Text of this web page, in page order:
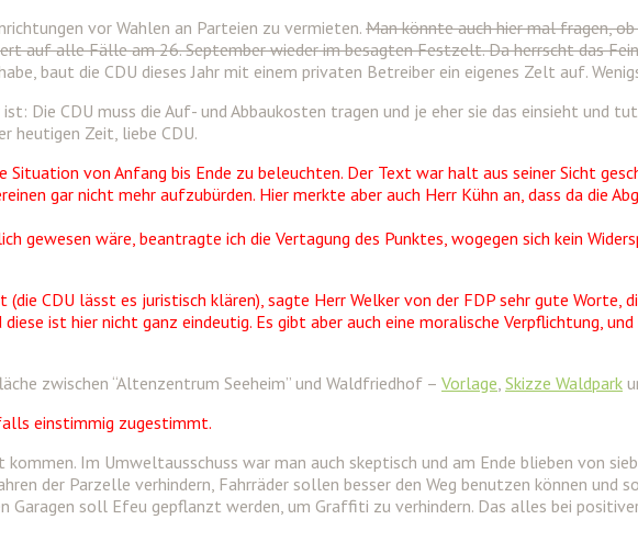
vor Wahlen an Parteien zu vermieten. Man könnte auch hier mal fragen,
auf alle Fälle am 26. September wieder im besagten Festzelt. Da herrscht das
baut die CDU dieses Jahr mit einem privaten Betreiber ein eigenes Zelt auf.
Die CDU muss die Auf- und Abbaukosten tragen und je eher sie das einsieht und
heutigen Zeit, liebe CDU.
von Anfang bis Ende zu beleuchten. Der Text war halt aus seiner Sicht
gar nicht mehr aufzubürden. Hier merkte aber auch Herr Kühn an, dass da die
gewesen wäre, beantragte ich die Vertagung des Punktes, wogegen sich kein
(die CDU lässt es juristisch klären), sagte Herr Welker von der FDP sehr gute Worte,
ist hier nicht ganz eindeutig. Es gibt aber auch eine moralische Verpflichtung,
zwischen “Altenzentrum Seeheim” und Waldfriedhof – Vorlage Skizze Waldpark
einstimmig zugestimmt.
Im Umweltausschuss war man auch skeptisch und am Ende blieben von
der Parzelle verhindern, Fahrräder sollen besser den Weg benutzen können und
soll Efeu gepflanzt werden, um Graffiti zu verhindern. Das alles bei